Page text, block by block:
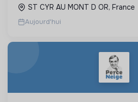
ST CYR AU MONT D OR, France
Aujourd'hui